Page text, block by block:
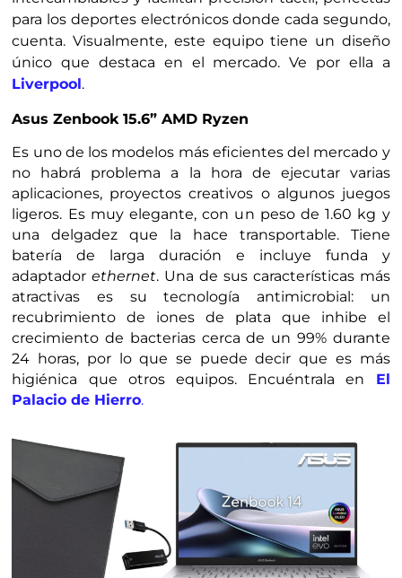
para los deportes electrónicos donde cada segundo,
cuenta. Visualmente, este equipo tiene un diseño
único que destaca en el mercado. Ve por ella a
Liverpool.
Asus Zenbook 15.6” AMD Ryzen
Es uno de los modelos más eficientes del mercado y
no habrá problema a la hora de ejecutar varias
aplicaciones, proyectos creativos o algunos juegos
ligeros. Es muy elegante, con un peso de 1.60 kg y
una delgadez que la hace transportable. Tiene
batería de larga duración e incluye funda y
adaptadorethernet. Una de sus características más
atractivas es su tecnología antimicrobial: un
recubrimiento de iones de plata que inhibe el
crecimiento de bacterias cerca de un 99% durante
24 horas, por lo que se puede decir que es más
higiénica que otros equipos. Encuéntrala en El
Palacio de Hierro.